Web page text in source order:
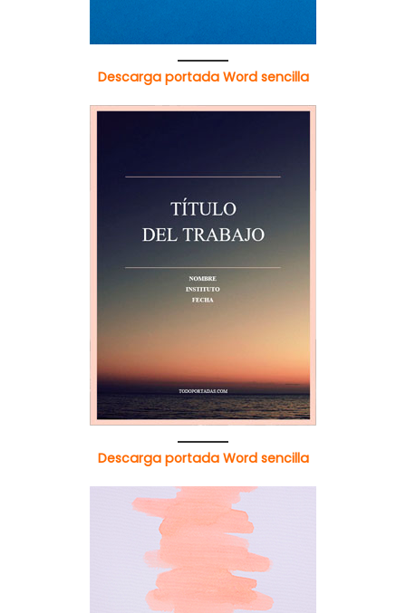
Descarga portada Word sencilla
Descarga portada Word sencilla